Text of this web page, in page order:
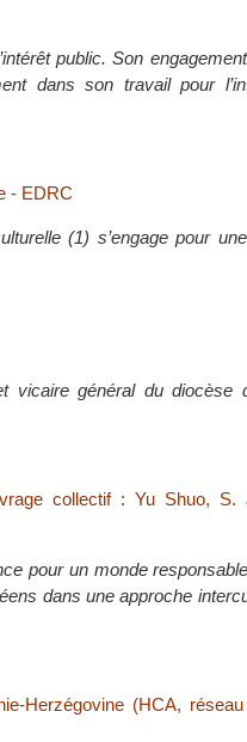
public. Son
dans son travail pour
- EDRC
(1) s’engage pour
vicaire général du diocèse
collectif : Yu Shuo, S.
pour un monde
dans une approche
Herzégovine (HCA, réseau